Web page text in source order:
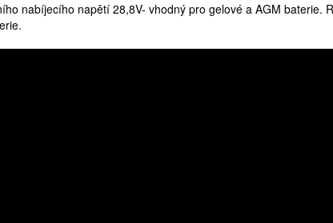
nabíjecího napětí 28,8V- vhodný pro gelové a AGM